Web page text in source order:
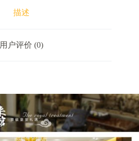
描述
用户评价 (0)